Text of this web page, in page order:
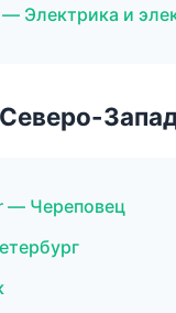
Электрика и
— Череповец